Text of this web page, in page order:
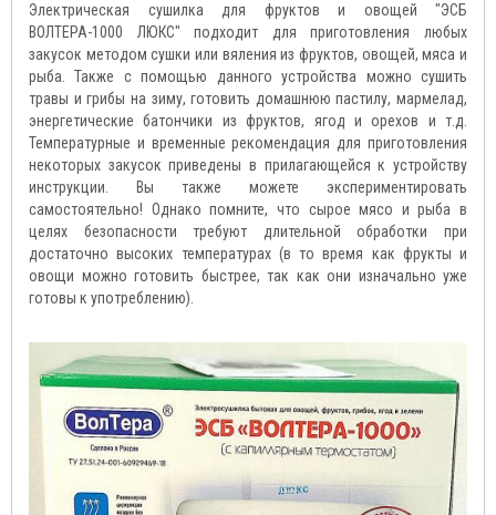
Электрическая сушилка для фруктов и овощей "ЭСБ
ВОЛТЕРА-1000 ЛЮКС" подходит для приготовления любых
закусок методом сушки или вяления из фруктов, овощей, мяса и
рыба. Также с помощью данного устройства можно сушить
травы и грибы на зиму, готовить домашнюю пастилу, мармелад,
энергетические батончики из фруктов, ягод и орехов и т.д.
Температурные и временные рекомендация для приготовления
некоторых закусок приведены в прилагающейся к устройству
инструкции. Вы также можете экспериментировать
самостоятельно! Однако помните, что сырое мясо и рыба в
целях безопасности требуют длительной обработки при
достаточно высоких температурах (в то время как фрукты и
овощи можно готовить быстрее, так как они изначально уже
готовы к употреблению).